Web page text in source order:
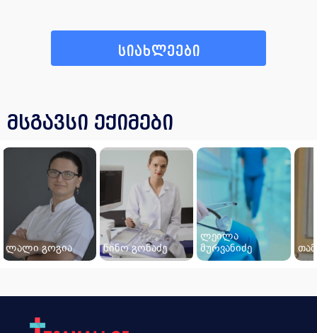
სიახლეები
მსგავსი ექიმები
ლალი გოგია ნინო გონაძე
ლეილა
მურვანიძე